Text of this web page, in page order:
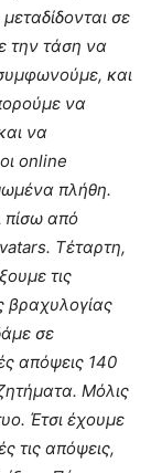
σε
την τάση να
και
να
να
online
πλήθη.
πίσω από
Τέταρτη,
τις
βραχυλογίας
σε
απόψεις 140
Μόλις
Έτσι έχουμε
τις απόψεις,